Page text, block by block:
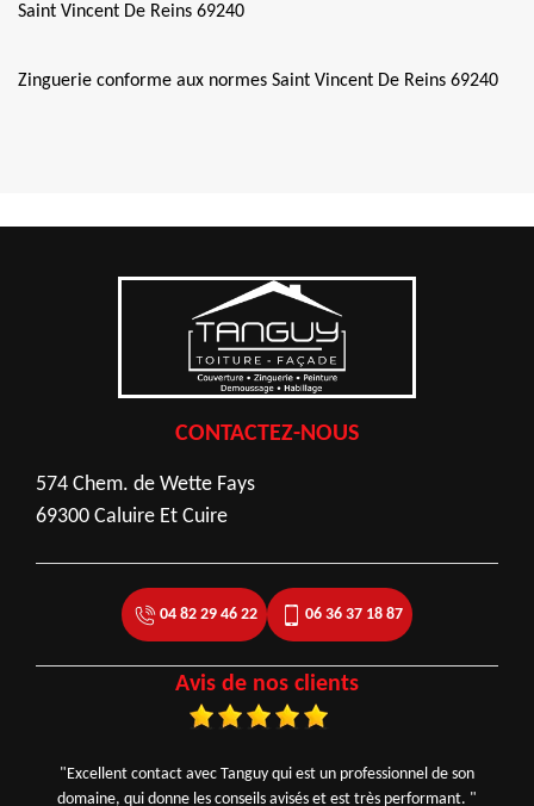
Saint Vincent De Reins 69240
Zinguerie conforme aux normes Saint Vincent De Reins 69240
CONTACTEZ-NOUS
574 Chem. de Wette Fays
69300 Caluire Et Cuire
04 82 29 46 22 06 36 37 18 87
Avis de nos clients
"Excellent contact avec Tanguy qui est un professionnel de son
domaine, qui donne les conseils avisés et est très performant. "